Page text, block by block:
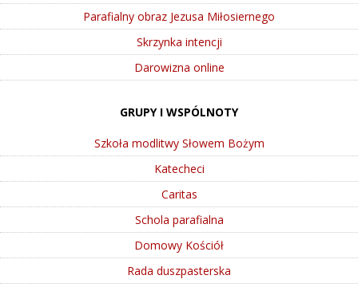
Parafialny obraz Jezusa Miłosiernego
Skrzynka intencji
Darowizna online
GRUPY I WSPÓLNOTY
Szkoła modlitwy Słowem Bożym
Katecheci
Caritas
Schola parafialna
Domowy Kościół
Rada duszpasterska